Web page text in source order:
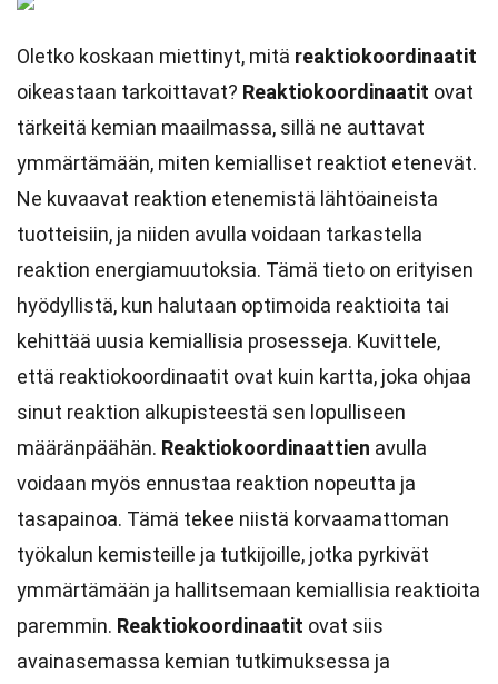
Oletko koskaan miettinyt, mitä reaktiokoordinaatit
oikeastaan tarkoittavat? Reaktiokoordinaatit ovat
tärkeitä kemian maailmassa, sillä ne auttavat
ymmärtämään, miten kemialliset reaktiot etenevät.
Ne kuvaavat reaktion etenemistä lähtöaineista
tuotteisiin, ja niiden avulla voidaan tarkastella
reaktion energiamuutoksia. Tämä tieto on erityisen
hyödyllistä, kun halutaan optimoida reaktioita tai
kehittää uusia kemiallisia prosesseja. Kuvittele,
että reaktiokoordinaatit ovat kuin kartta, joka ohjaa
sinut reaktion alkupisteestä sen lopulliseen
määränpäähän. Reaktiokoordinaattien avulla
voidaan myös ennustaa reaktion nopeutta ja
tasapainoa. Tämä tekee niistä korvaamattoman
työkalun kemisteille ja tutkijoille, jotka pyrkivät
ymmärtämään ja hallitsemaan kemiallisia reaktioita
paremmin. Reaktiokoordinaatit ovat siis
avainasemassa kemian tutkimuksessa ja